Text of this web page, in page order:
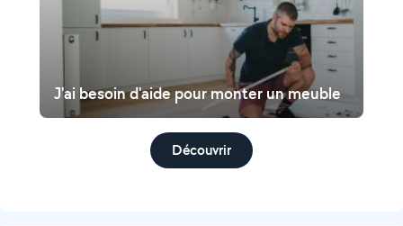
J'ai besoin d'aide pour monter un meuble
Découvrir